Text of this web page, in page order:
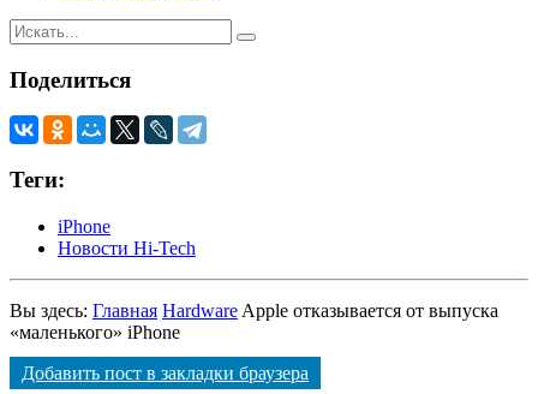
Поделиться
Теги:
iPhone
Новости Hi-Tech
Вы здесь: Главная Hardware Apple отказывается от выпуска
«маленького» iPhone
Добавить пост в закладки браузера